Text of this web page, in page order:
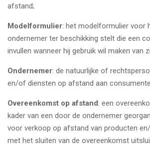
afstand;
Modelformulier: het modelformulier voor
ondernemer ter beschikking stelt die een
invullen wanneer hij gebruik wil maken van
Ondernemer: de natuurlijke of
en/of diensten op afstand aan
Overeenkomst op afstand : een
kader van een door de ondernemer
voor verkoop op afstand van producten
met het sluiten van de overeenkomst